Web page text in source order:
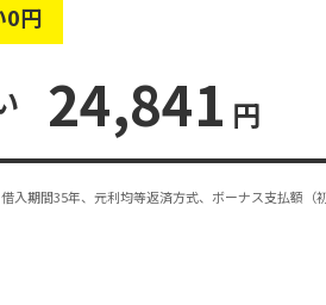
0円
24,841 円
入期間35年、元利均等返済方式、ボーナス支払額（